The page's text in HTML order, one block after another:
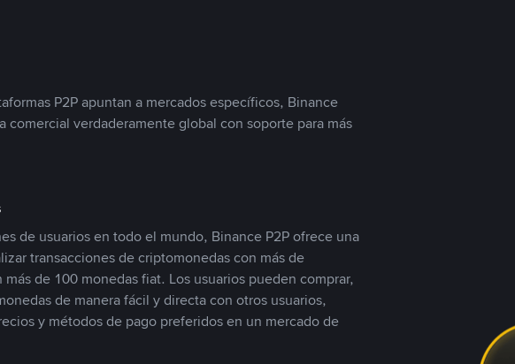
P2P apuntan a mercados específicos, Binance
comercial verdaderamente global con soporte para más
de usuarios en todo el mundo, Binance P2P ofrece una
transacciones de criptomonedas con más de
de 100 monedas fiat. Los usuarios pueden comprar,
de manera fácil y directa con otros usuarios,
y métodos de pago preferidos en un mercado de